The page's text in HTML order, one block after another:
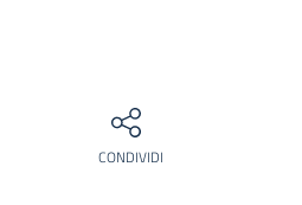
CONDIVIDI